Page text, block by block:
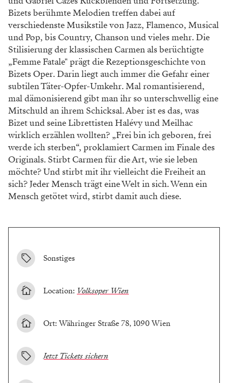
Bizets berühmte Melodien treffen dabei auf
verschiedenste Musikstile von Jazz, Flamenco, Musical
und Pop, bis Country, Chanson und vieles mehr. Die
Stilisierung der klassischen Carmen als berüchtigte
„Femme Fatale" prägt die Rezeptionsgeschichte von
Bizets Oper. Darin liegt auch immer die Gefahr einer
subtilen Täter-Opfer-Umkehr. Mal romantisierend,
mal dämonisierend gibt man ihr so unterschwellig eine
Mitschuld an ihrem Schicksal. Aber ist es das, was
Bizet und seine Librettisten Halévy und Meilhac
wirklich erzählen wollten? „Frei bin ich geboren, frei
werde ich sterben“, proklamiert Carmen im Finale des
Originals. Stirbt Carmen für die Art, wie sie leben
möchte? Und stirbt mit ihr vielleicht die Freiheit an
sich? Jeder Mensch trägt eine Welt in sich. Wenn ein
Mensch getötet wird, stirbt damit auch diese.
Sonstiges
Location: Volksoper Wien
Ort: Währinger Straße 78, 1090 Wien
Jetzt Tickets sichern